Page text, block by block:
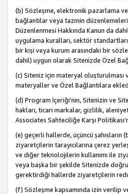
(b) Sözleşme, elektronik pazarlama
bağlantılar veya tazmin
Düzenlenmesi Hakkında Kanun da
uygulama kuralları, sektör
bir kişi veya kurum arasındaki bir
dahil) uygun olarak Sitenizde Özel
(c) Siteniz için materyal oluşturulması
materyaller ve Özel Bağlantılara
(d) Program İçeriği’nin, Sitenizin ve
hakları, ticari markalar, gizlilik,
Associates Sahteciliğe Karşı
(e) geçerli hallerde, üçüncü
ziyaretçilerin tarayıcılarına çerez
ve diğer teknolojilerin kullanımı ile
veya başka bir şekilde Sitenizde
gerektirdiği hallerde ziyaretçilerin
(f) Sözleşme kapsamında izin verilip